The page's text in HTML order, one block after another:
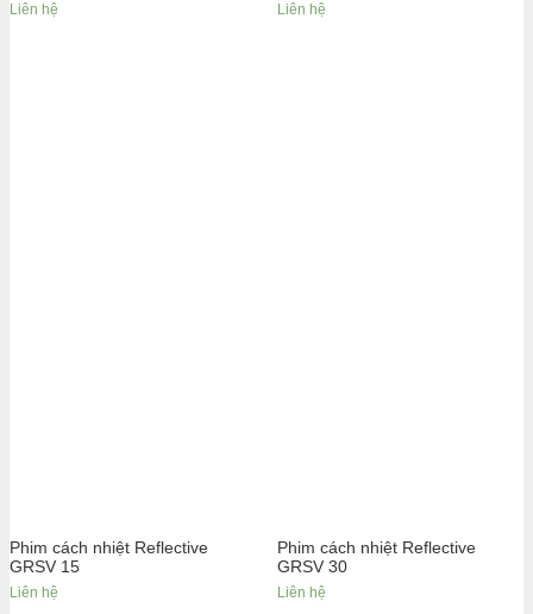
Liên hệ Liên hệ
Phim cách nhiệt Reflective
GRSV 15
Liên hệ
Phim cách nhiệt Reflective
GRSV 30
Liên hệ